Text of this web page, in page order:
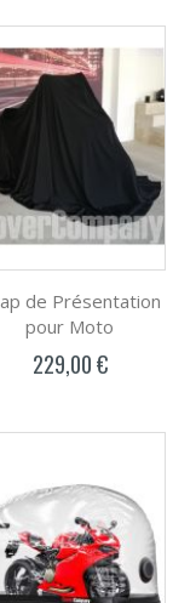
de Présentation
pour Moto
229,00 €